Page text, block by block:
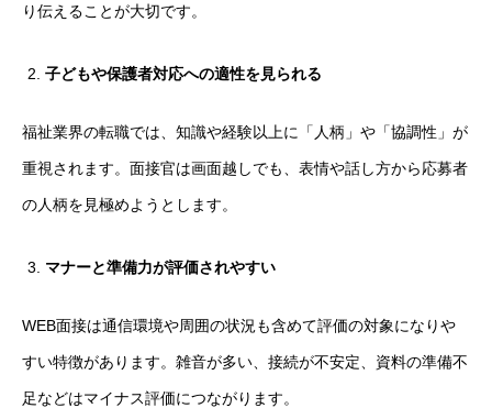
り伝えることが大切です。
子どもや保護者対応への適性を見られる
福祉業界の転職では、知識や経験以上に「人柄」や「協調性」が
重視されます。面接官は画面越しでも、表情や話し方から応募者
の人柄を見極めようとします。
マナーと準備力が評価されやすい
WEB面接は通信環境や周囲の状況も含めて評価の対象になりや
すい特徴があります。雑音が多い、接続が不安定、資料の準備不
足などはマイナス評価につながります。